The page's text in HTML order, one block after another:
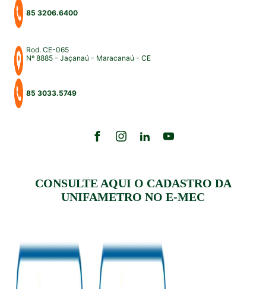
85 3206.6400
Rod. CE-065
Nº 8885 - Jaçanaú - Maracanaú - CE
85 3033.5749
CONSULTE AQUI O CADASTRO DA
UNIFAMETRO NO E-MEC